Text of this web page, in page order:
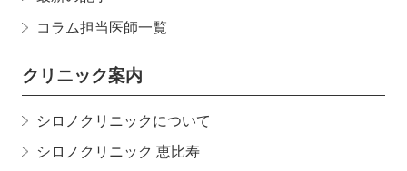
コラム担当医師一覧
クリニック案内
シロノクリニックについて
シロノクリニック 恵比寿